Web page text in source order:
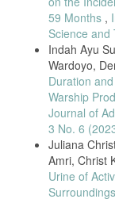
Alchamdani,
Petugas Stasiun
Kendari,” J.
doi: 10.20473/
G. Arista, E.
Paparan Nitrogen
Pedagang Kaki
Ilmu Kesehat.
R. Andriati, M. Z.
Meteorological
NO2, and O3) with
in Tangerang City,
59 Months ,
Science
Indah Ayu
Wardoyo,
Duration
Warship
Journal of
3 No. 6
Juliana
Amri, Christ
Urine of